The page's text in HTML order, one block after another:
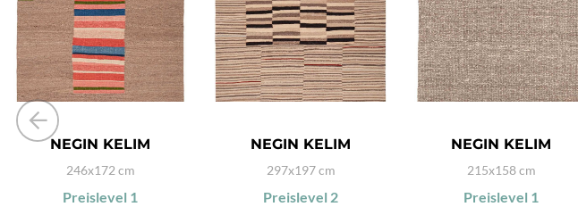
NEGIN KELIM
246x172 cm
Preislevel 1
NEGIN KELIM
297x197 cm
Preislevel 2
NEGIN KELIM
215x158 cm
Preislevel 1